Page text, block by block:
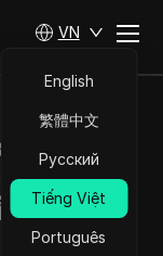
VN
English
繁體中文
Русский
Tiếng Việt
Português
tốt nhất
mới
biết